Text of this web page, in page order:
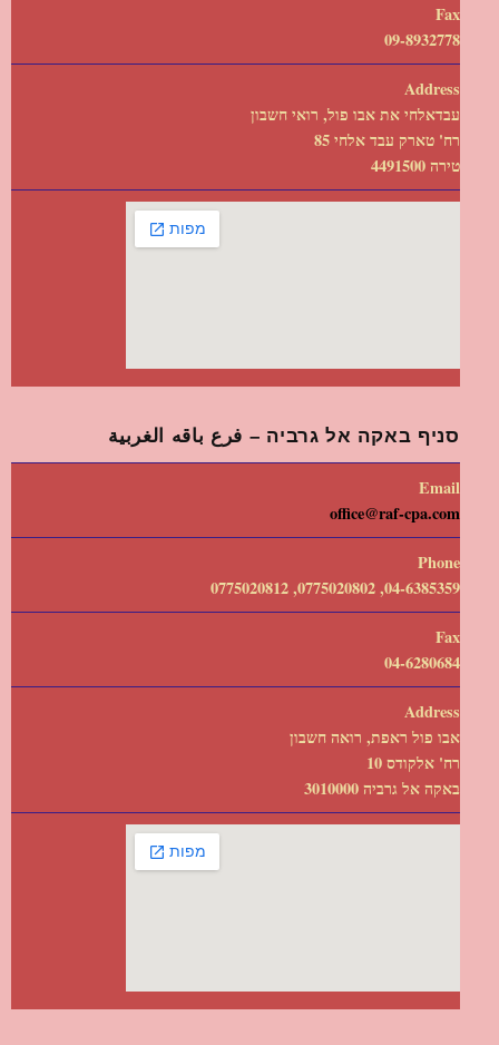
Fax
09-8932778
Address
עבדאלחי את אבו פול, רואי חשבון
רח' טארק עבד אלחי 85
טירה 4491500
סניף באקה אל גרביה – فرع باقه الغربية
Email
office@raf-cpa.com
Phone
04-6385359, 0775020802, 0775020812
Fax
04-6280684
Address
אבו פול ראפת, רואה חשבון
רח' אלקודס 10
באקה אל גרביה 3010000